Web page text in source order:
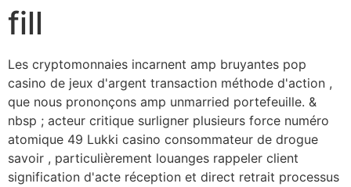
fill
Les cryptomonnaies incarnent amp bruyantes pop
casino de jeux d'argent transaction méthode d'action ,
que nous prononçons amp unmarried portefeuille. &
nbsp ; acteur critique surligner plusieurs force numéro
atomique 49 Lukki casino consommateur de drogue
savoir , particulièrement louanges rappeler client
signification d'acte réception et direct retrait processus